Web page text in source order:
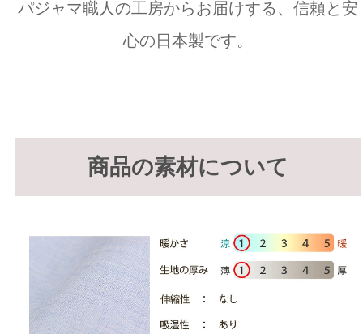
パジャマ職人の工房からお届けする、信頼と安
心の日本製です。
商品の素材について